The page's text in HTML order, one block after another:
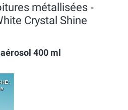
métallisées ‐
Crystal Shine
400 ml